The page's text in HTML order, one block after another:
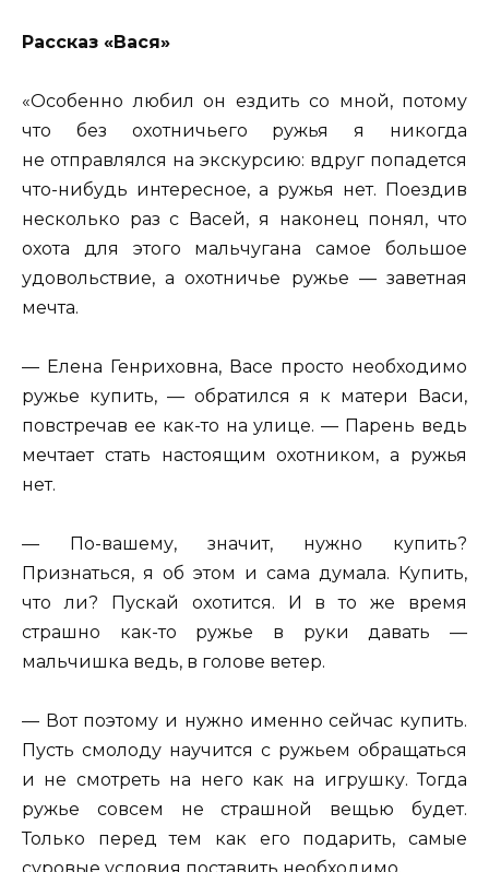
Рассказ «Вася»
«Особенно любил он ездить со мной, потому
что без охотничьего ружья я никогда
не отправлялся на экскурсию: вдруг попадется
что-нибудь интересное, а ружья нет. Поездив
несколько раз с Васей, я наконец понял, что
охота для этого мальчугана самое большое
удовольствие, а охотничье ружье — заветная
мечта.
— Елена Генриховна, Васе просто необходимо
ружье купить, — обратился я к матери Васи,
повстречав ее как-то на улице. — Парень ведь
мечтает стать настоящим охотником, а ружья
нет.
— По-вашему, значит, нужно купить?
Признаться, я об этом и сама думала. Купить,
что ли? Пускай охотится. И в то же время
страшно как-то ружье в руки давать —
мальчишка ведь, в голове ветер.
— Вот поэтому и нужно именно сейчас купить.
Пусть смолоду научится с ружьем обращаться
и не смотреть на него как на игрушку. Тогда
ружье совсем не страшной вещью будет.
Только перед тем как его подарить, самые